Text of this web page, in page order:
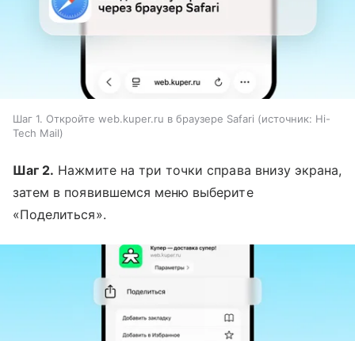
Шаг 1. Откройте web.kuper.ru в браузере Safari источник: Hi-
Tech Mail
Шаг 2. Нажмите на три точки справа внизу экрана,
затем в появившемся меню выберите
«Поделиться».